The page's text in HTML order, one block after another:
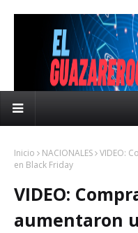
Inicio NACIONALES VIDEO:
en Black Friday
VIDEO:
aumentaron